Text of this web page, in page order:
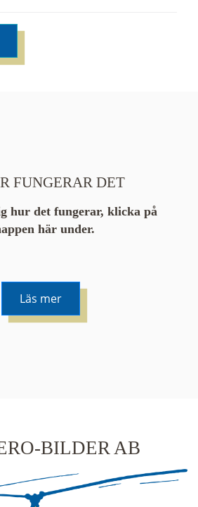
FUNGERAR DET
hur det fungerar, klicka på
här under.
Läs mer
BILDER AB